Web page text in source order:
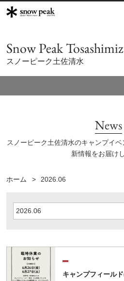
Snow Peak
スノーピーク土佐清水
News
スノーピーク土佐清水のキャンプイ
新情報をお届け
ホーム 2026.06
キャンプフィール